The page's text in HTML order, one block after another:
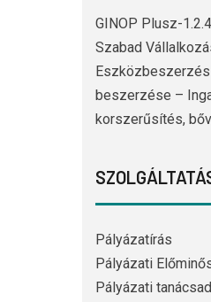
GINOP Plusz-
Szabad
beszerzése –
korszerűsítés,
Pályázatírás
Pályázati
Pályázati